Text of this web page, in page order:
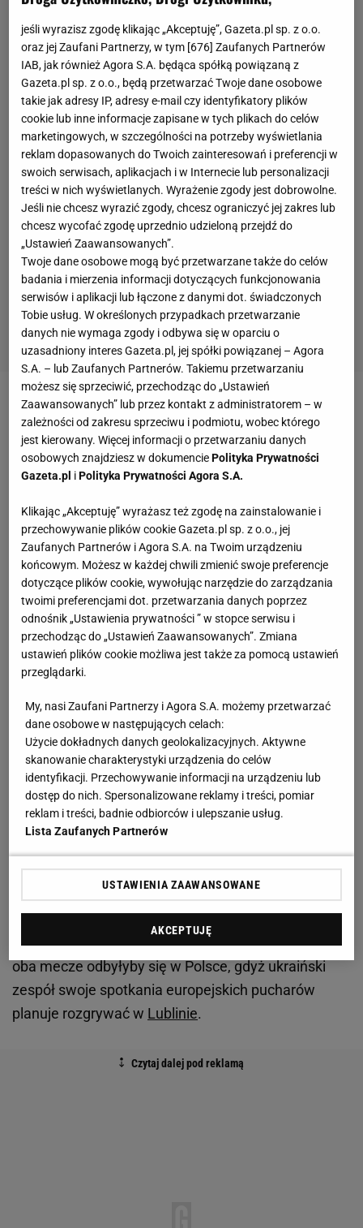
Zobacz wideoWidzew wstał po upadku. "Już nigdy
nie będzie szedł sam" [Reportaż]
UEFApodzieliła drużyny na grupy przed
poniedziałkowym losowaniem. W najlepszej sytuacji
znalazł się mistrz PolskiLech Poznań.Dla
znajdującego się na tzw. ścieżce mistrzowskiej
"Kolejorza" trudniejszym zadaniem może się okazać
wyeliminowanie w II rundzie gruzińskiego Dinama
Batumi, niż przejście ewentualnej kolejnej fazy
rozgrywek. Wszystko dlatego, że w niej Lech może
zagrać co najwyżej z mistrzem Łotwy, Czarnogóry,
zdecydowanym faworytem i jego porażka byłaby
kompromitacją.
W razie przejścia kazachskiej Astany łatwiejszego
rywala w III rundzie ścieżki ligowej może mieć
Raków Częstochowa. Para polsko-kazachska jest
przeciwnikiem jest zwycięzca rywalizacji
szwedzkiego AIK Solna z ukraińską Worskłą
paradoksu, bo gdyby Raków miał zagrać z Worskłą,
oba mecze odbyłyby się w Polsce, gdyż ukraiński
zespół swoje spotkania europejskich pucharów
planuje rozgrywać w Lublinie.
jeśli wyrazisz zgodę klikając „Akceptuję”, Gazeta.pl sp. z o.o.
oraz jej Zaufani Partnerzy, w tym [676] Zaufanych Partnerów
IAB, jak również Agora S.A. będąca spółką powiązaną z
Gazeta.pl sp. z o.o., będą przetwarzać Twoje dane osobowe
takie jak adresy IP, adresy e-mail czy identyfikatory plików
cookie lub inne informacje zapisane w tych plikach do celów
marketingowych, w szczególności na potrzeby wyświetlania
reklam dopasowanych do Twoich zainteresowań i preferencji w
swoich serwisach, aplikacjach i w Internecie lub personalizacji
treści w nich wyświetlanych. Wyrażenie zgody jest dobrowolne.
Jeśli nie chcesz wyrazić zgody, chcesz ograniczyć jej zakres lub
chcesz wycofać zgodę uprzednio udzieloną przejdź do
„Ustawień Zaawansowanych”.
Twoje dane osobowe mogą być przetwarzane także do celów
badania i mierzenia informacji dotyczących funkcjonowania
serwisów i aplikacji lub łączone z danymi dot. świadczonych
Tobie usług. W określonych przypadkach przetwarzanie
danych nie wymaga zgody i odbywa się w oparciu o
uzasadniony interes Gazeta.pl, jej spółki powiązanej – Agora
S.A. – lub Zaufanych Partnerów. Takiemu przetwarzaniu
możesz się sprzeciwić, przechodząc do „Ustawień
Zaawansowanych” lub przez kontakt z administratorem – w
zależności od zakresu sprzeciwu i podmiotu, wobec którego
jest kierowany. Więcej informacji o przetwarzaniu danych
osobowych znajdziesz w dokumenciePolityka Prywatności
Gazeta.pl iPolityka Prywatności Agora S.A.
Klikając „Akceptuję” wyrażasz też zgodę na zainstalowanie i
przechowywanie plików cookie Gazeta.pl sp. z o.o., jej
Zaufanych Partnerów i Agora S.A. na Twoim urządzeniu
końcowym. Możesz w każdej chwili zmienić swoje preferencje
dotyczące plików cookie, wywołując narzędzie do zarządzania
twoimi preferencjami dot. przetwarzania danych poprzez
odnośnik „Ustawienia prywatności ” w stopce serwisu i
przechodząc do „Ustawień Zaawansowanych”. Zmiana
ustawień plików cookie możliwa jest także za pomocą ustawień
przeglądarki.
My, nasi Zaufani Partnerzy i Agora S.A. możemy przetwarzać
dane osobowe w następujących celach:
Użycie dokładnych danych geolokalizacyjnych. Aktywne
skanowanie charakterystyki urządzenia do celów
identyfikacji. Przechowywanie informacji na urządzeniu lub
dostęp do nich. Spersonalizowane reklamy i treści, pomiar
reklam i treści, badnie odbiorców i ulepszanie usług.
Lista Zaufanych Partnerów
USTAWIENIA ZAAWANSOWANE
AKCEPTUJĘ